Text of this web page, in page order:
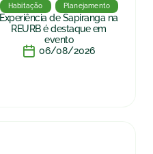
Habitação Planejamento
Experiência de Sapiranga na
REURB é destaque em
evento
06/08/2026